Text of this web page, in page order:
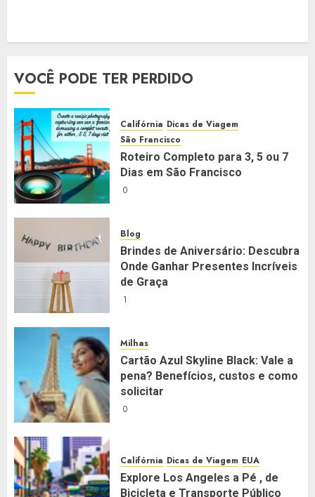
VOCÊ PODE TER PERDIDO
Califórnia Dicas de Viagem
São Francisco
Roteiro Completo para 3, 5 ou 7
Dias em São Francisco
0
Blog
Brindes de Aniversário: Descubra
Onde Ganhar Presentes Incríveis
de Graça
1
Milhas
Cartão Azul Skyline Black: Vale a
pena? Benefícios, custos e como
solicitar
0
Califórnia Dicas de Viagem EUA
Explore Los Angeles a Pé , de
Bicicleta e Transporte Público